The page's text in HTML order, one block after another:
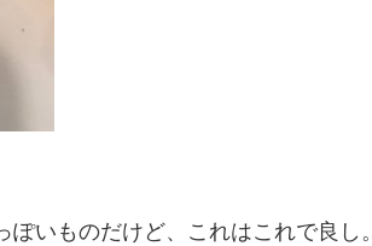
いものだけど、これはこれで良し。